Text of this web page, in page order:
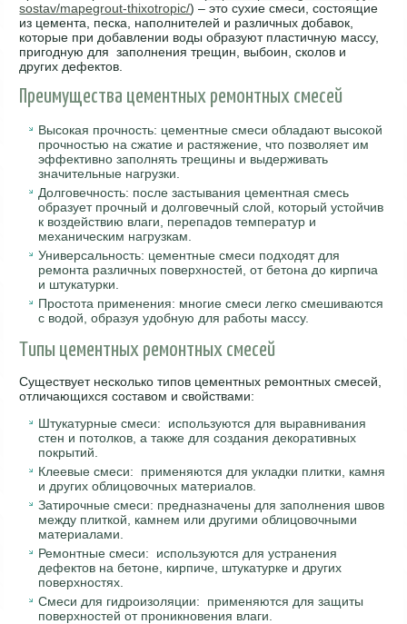
sostav/mapegrout-thixotropic/) – это сухие смеси, состоящие
из цемента, песка, наполнителей и различных добавок,
которые при добавлении воды образуют пластичную массу,
пригодную для заполнения трещин, выбоин, сколов и
других дефектов.
Преимущества цементных ремонтных смесей
Высокая прочность: цементные смеси обладают высокой
прочностью на сжатие и растяжение, что позволяет им
эффективно заполнять трещины и выдерживать
значительные нагрузки.
Долговечность: после застывания цементная смесь
образует прочный и долговечный слой, который устойчив
к воздействию влаги, перепадов температур и
механическим нагрузкам.
Универсальность: цементные смеси подходят для
ремонта различных поверхностей, от бетона до кирпича
и штукатурки.
Простота применения: многие смеси легко смешиваются
с водой, образуя удобную для работы массу.
Типы цементных ремонтных смесей
Существует несколько типов цементных ремонтных смесей,
отличающихся составом и свойствами:
Штукатурные смеси: используются для выравнивания
стен и потолков, а также для создания декоративных
покрытий.
Клеевые смеси: применяются для укладки плитки, камня
и других облицовочных материалов.
Затирочные смеси: предназначены для заполнения швов
между плиткой, камнем или другими облицовочными
материалами.
Ремонтные смеси: используются для устранения
дефектов на бетоне, кирпиче, штукатурке и других
поверхностях.
Смеси для гидроизоляции: применяются для защиты
поверхностей от проникновения влаги.